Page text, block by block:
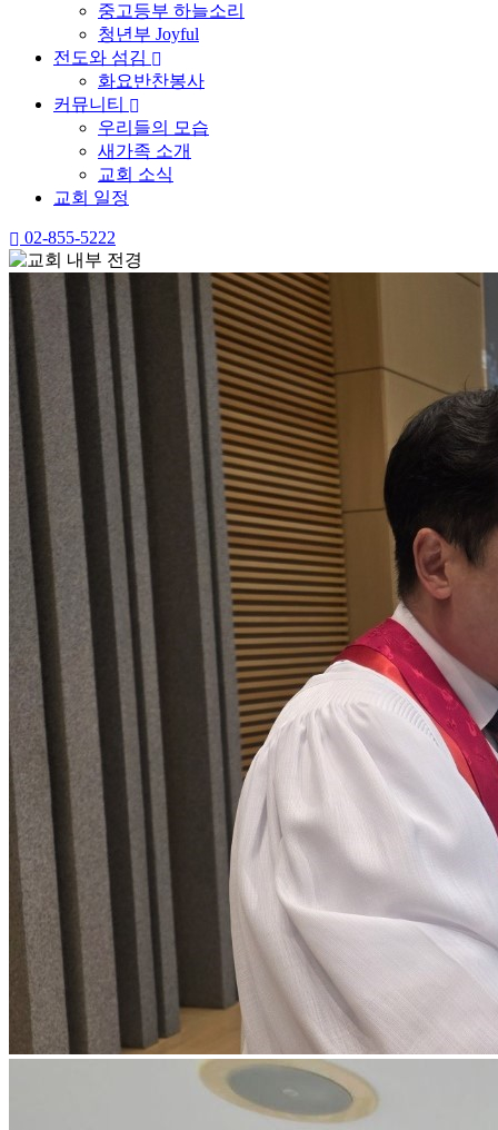
중고등부 하늘소리
청년부 Joyful
전도와 섬김
화요반찬봉사
커뮤니티
우리들의 모습
새가족 소개
교회 소식
교회 일정
02-855-5222